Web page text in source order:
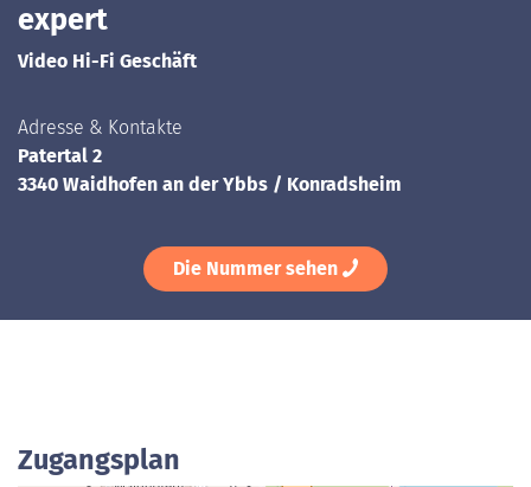
expert
Video Hi-Fi Geschäft
Adresse & Kontakte
Patertal 2
3340 Waidhofen an der Ybbs / Konradsheim
Die Nummer sehen
Zugangsplan